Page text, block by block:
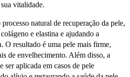
vitalidade.
natural de recuperação da pele,
e elastina e ajudando a
O resultado é uma pele mais firme,
de envelhecimento. Além disso, a
ser aplicada em casos de pele